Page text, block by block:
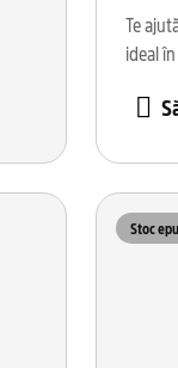
Te
ideal
Stoc